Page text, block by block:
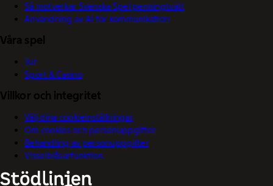
Så motverkar Svenska Spel penningtvätt
Användning av AI för kommunikation
Våra spel
Tur
Sport & Casino
Villkor och integritet
Välj dina cookieinställningar
Om cookies och personuppgifter
Behandling av personuppgifter
Visselblåsarfunktion